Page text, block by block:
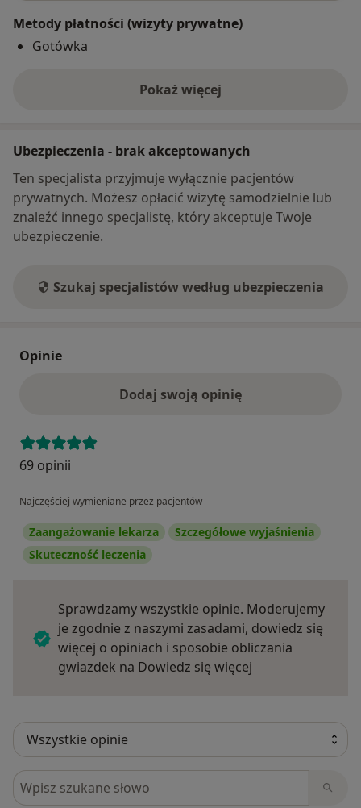
Metody płatności (wizyty prywatne)
Gotówka
Pokaż więcej
o adresie
Ubezpieczenia - brak akceptowanych
Ten specjalista przyjmuje wyłącznie pacjentów
prywatnych. Możesz opłacić wizytę samodzielnie lub
znaleźć innego specjalistę, który akceptuje Twoje
ubezpieczenie.
Szukaj specjalistów według ubezpieczenia
Opinie
Dodaj swoją opinię
69 opinii
Najczęściej wymieniane przez pacjentów
Zaangażowanie lekarza
Szczegółowe wyjaśnienia
Skuteczność leczenia
Sprawdzamy wszystkie opinie. Moderujemy
je zgodnie z naszymi zasadami, dowiedz się
więcej o opiniach i sposobie obliczania
gwiazdek na Dowiedz się więcej
Szukaj w opiniach